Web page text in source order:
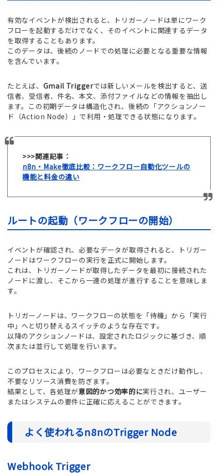
有効なイベントが検出されると、トリガーノードは単にワーク
フローを起動するだけでなく、そのイベントに関連するデータ
を取得することもあります。
このデータは、後続のノードでの処理に必要となる重要な情報
を含んでいます。
たとえば、 Gmail Triggerでは新しいメールを検出すると、送
信者、受信者、件名、本文、添付ファイルなどの情報を抽出し
ます。この初期データは構造化され、後続の「アクションノー
ド（Action Node）」で利用・処理できる状態になります。
>>>関連記事：
n8n・Make徹底比較：ワークフロー自動化ツールの
機能と料金の違い
ルートの起動（ワークフローの開始）
イベントが確認され、必要なデータが取得されると、トリガー
ノードはワークフローの実行を正式に開始します。
これは、トリガーノードが取得したデータを最初に接続された
ノードに渡し、そこから一連の処理が進行することを意味しま
す。
トリガーノードは、ワークフローの状態を「待機」から「実行
中」へと切り替えるスイッチのような存在です。
以降のアクションノードは、設定されたロジックに基づき、順
次または並行して処理を行います。
このプロセスにより、ワークフローは必要なときだけ動作し、
不要なリソース消費を防ぎます。
結果として、各処理が意図的かつ効率的に実行され、ユーザー
またはシステムの要件に正確に応えることができます。
よく使われるn8nのTrigger Node
Webhook Trigger